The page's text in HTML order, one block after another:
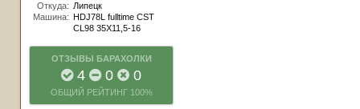
Откуда: Липецк
Машина: HDJ78L fulltime CST
CL98 35Х11,5-16
ОТЗЫВЫ БАРАХОЛКИ
4 0 0
ОБЩИЙ РЕЙТИНГ 100%